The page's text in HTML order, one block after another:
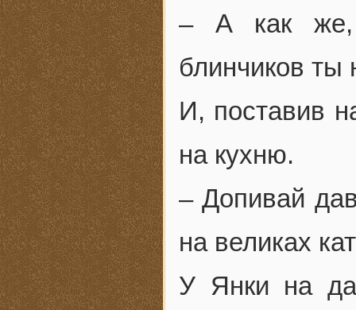
– А как же,
блинчиков ты
И, поставив
на кухню.
– Допивай
на великах
У Янки на